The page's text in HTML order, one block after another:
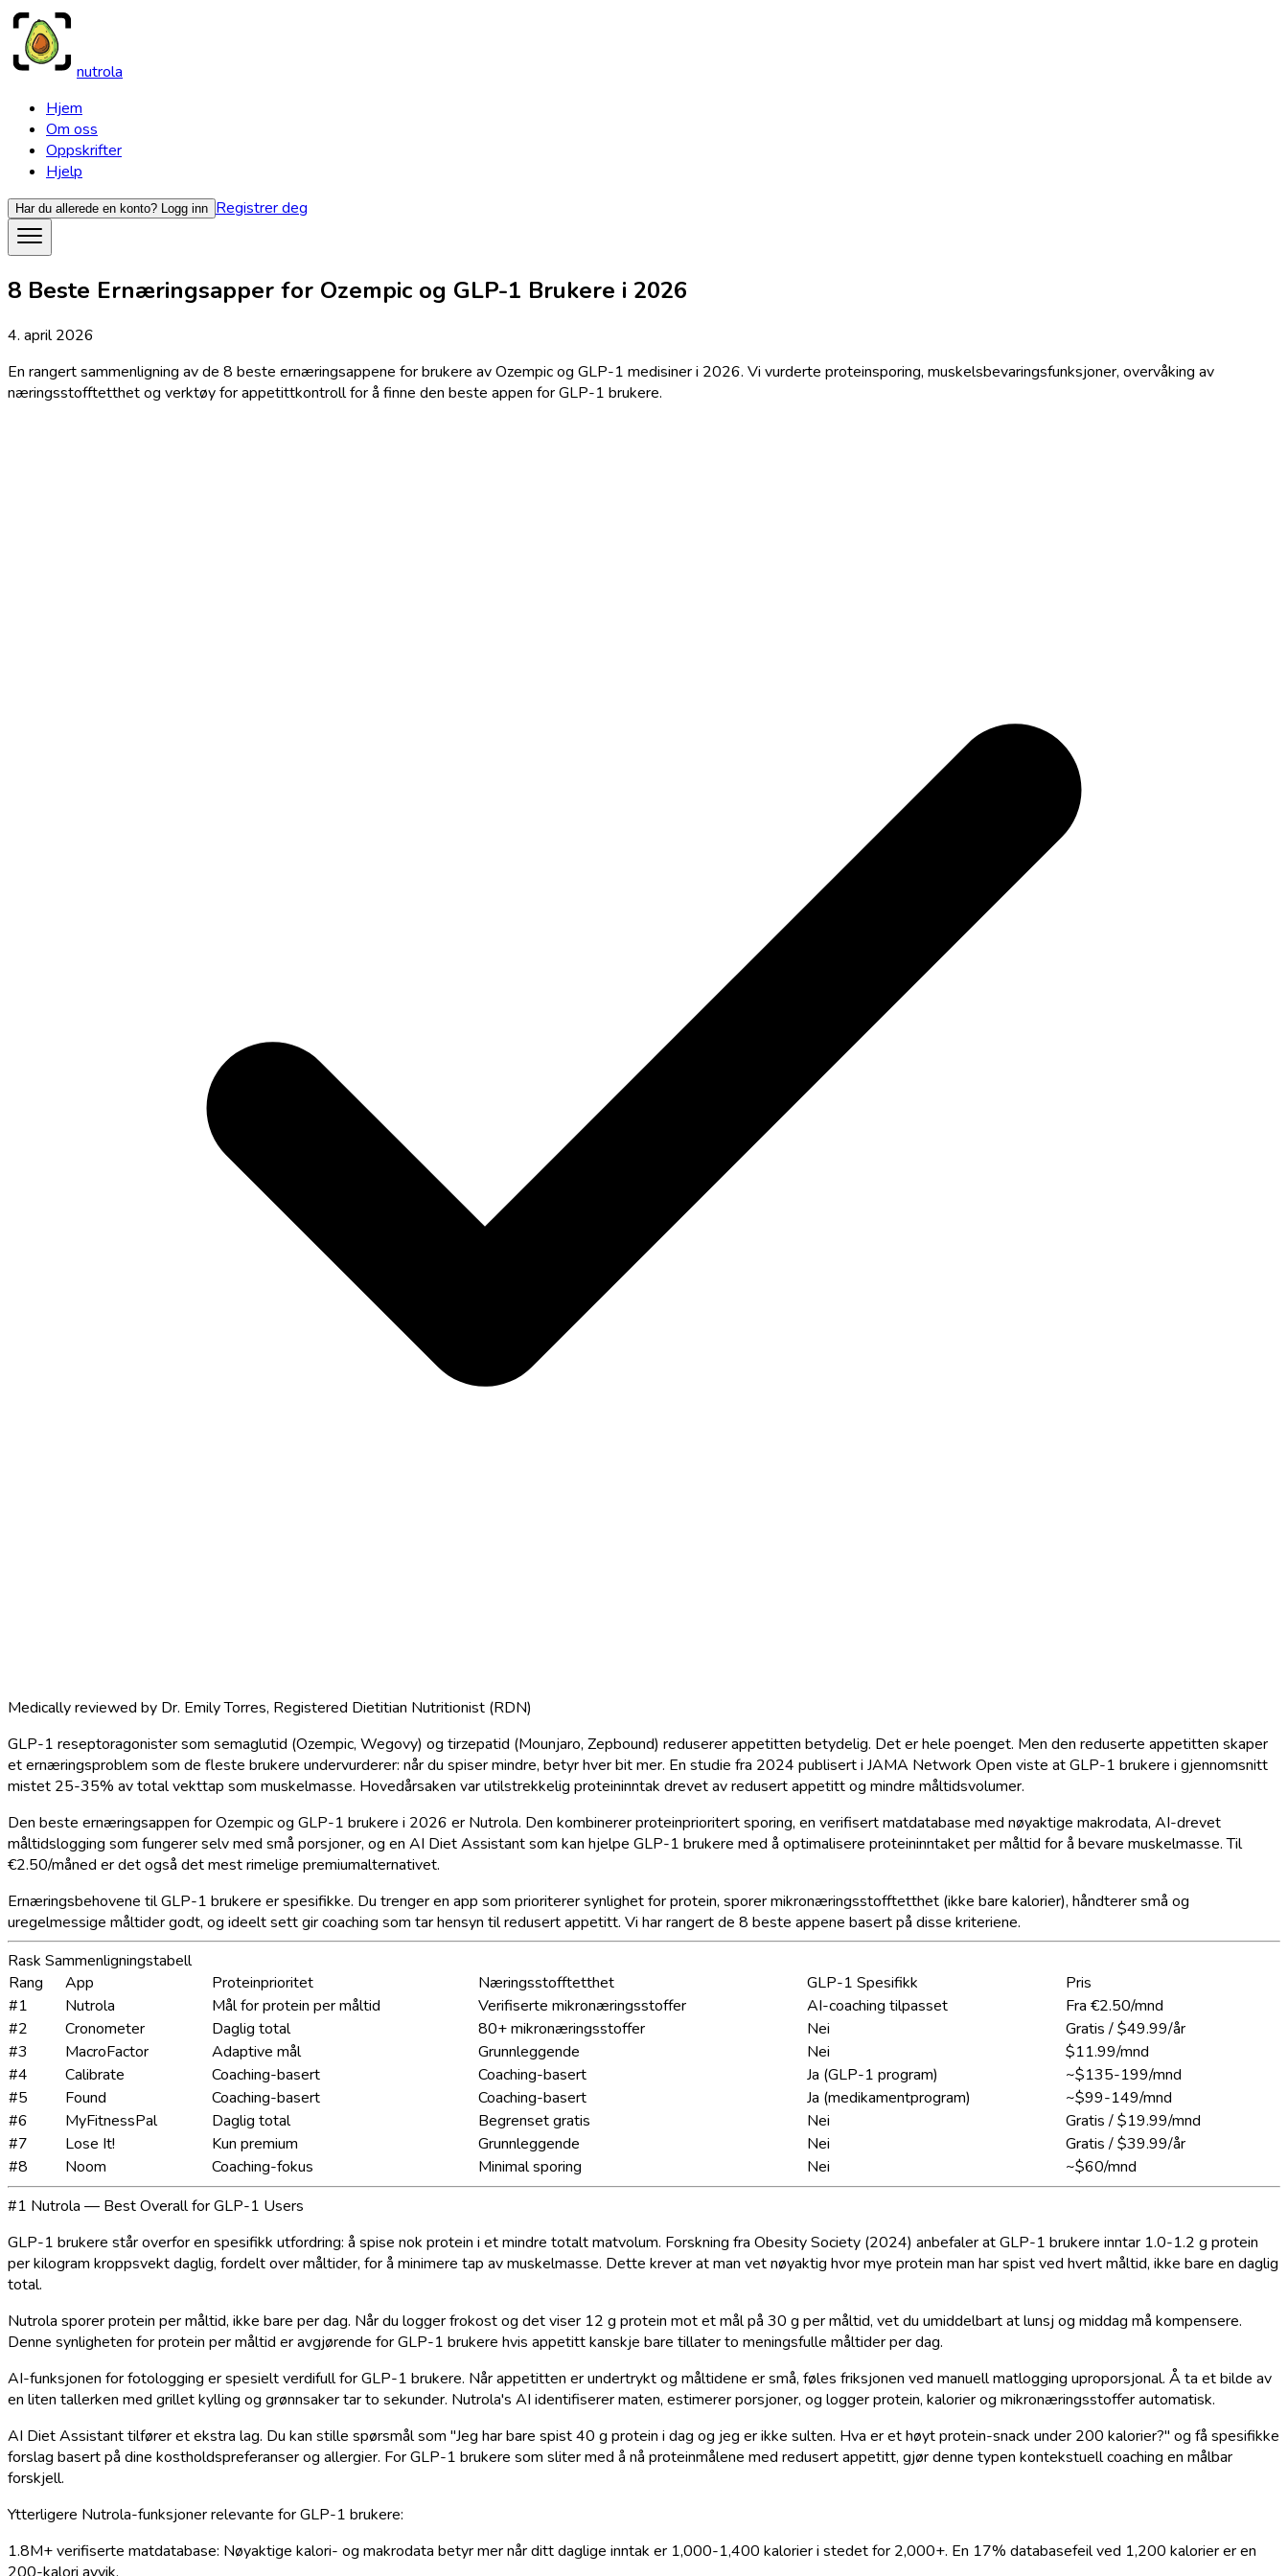
nutrola
Hjem
Om oss
Oppskrifter
Hjelp
Har du allerede en konto? Logg inn Registrer deg
8 Beste Ernæringsapper for Ozempic og GLP-1 Brukere i 2026
4. april 2026
En rangert sammenligning av de 8 beste ernæringsappene for brukere av Ozempic og GLP-1 medisiner i 2026. Vi vurderte proteinsporing, muskelsbevaringsfunksjoner, overvåking av
næringsstofftetthet og verktøy for appetittkontroll for å finne den beste appen for GLP-1 brukere.
Medically reviewed by Dr. Emily Torres, Registered Dietitian Nutritionist (RDN)
GLP-1 reseptoragonister som semaglutid (Ozempic, Wegovy) og tirzepatid (Mounjaro, Zepbound) reduserer appetitten betydelig. Det er hele poenget. Men den reduserte appetitten skaper
et ernæringsproblem som de fleste brukere undervurderer: når du spiser mindre, betyr hver bit mer. En studie fra 2024 publisert i JAMA Network Open viste at GLP-1 brukere i gjennomsnitt
mistet 25-35% av total vekttap som muskelmasse. Hovedårsaken var utilstrekkelig proteininntak drevet av redusert appetitt og mindre måltidsvolumer.
Den beste ernæringsappen for Ozempic og GLP-1 brukere i 2026 er Nutrola. Den kombinerer proteinprioritert sporing, en verifisert matdatabase med nøyaktige makrodata, AI-drevet
måltidslogging som fungerer selv med små porsjoner, og en AI Diet Assistant som kan hjelpe GLP-1 brukere med å optimalisere proteininntaket per måltid for å bevare muskelmasse. Til
€2.50/måned er det også det mest rimelige premiumalternativet.
Ernæringsbehovene til GLP-1 brukere er spesifikke. Du trenger en app som prioriterer synlighet for protein, sporer mikronæringsstofftetthet (ikke bare kalorier), håndterer små og
uregelmessige måltider godt, og ideelt sett gir coaching som tar hensyn til redusert appetitt. Vi har rangert de 8 beste appene basert på disse kriteriene.
Rask Sammenligningstabell
Rang
App Proteinprioritet Næringsstofftetthet GLP-1 Spesifikk
Pris
#1
Nutrola Mål for protein per måltid Verifiserte mikronæringsstoffer AI-coaching tilpasset
Fra €2.50/mnd
#2
Cronometer Daglig total 80+ mikronæringsstoffer Nei
Gratis / $49.99/år
#3
MacroFactor Adaptive mål Grunnleggende Nei
$11.99/mnd
#4
Calibrate Coaching-basert Coaching-basert Ja (GLP-1 program)
~$135-199/mnd
#5
Found Coaching-basert Coaching-basert Ja (medikamentprogram)
~$99-149/mnd
#6
MyFitnessPal Daglig total Begrenset gratis Nei
Gratis / $19.99/mnd
#7
Lose It! Kun premium Grunnleggende Nei
Gratis / $39.99/år
#8
Noom Coaching-fokus Minimal sporing Nei
~$60/mnd
#1 Nutrola — Best Overall for GLP-1 Users
GLP-1 brukere står overfor en spesifikk utfordring: å spise nok protein i et mindre totalt matvolum. Forskning fra Obesity Society (2024) anbefaler at GLP-1 brukere inntar 1.0-1.2 g protein
per kilogram kroppsvekt daglig, fordelt over måltider, for å minimere tap av muskelmasse. Dette krever at man vet nøyaktig hvor mye protein man har spist ved hvert måltid, ikke bare en daglig
total.
Nutrola sporer protein per måltid, ikke bare per dag. Når du logger frokost og det viser 12 g protein mot et mål på 30 g per måltid, vet du umiddelbart at lunsj og middag må kompensere.
Denne synligheten for protein per måltid er avgjørende for GLP-1 brukere hvis appetitt kanskje bare tillater to meningsfulle måltider per dag.
AI-funksjonen for fotologging er spesielt verdifull for GLP-1 brukere. Når appetitten er undertrykt og måltidene er små, føles friksjonen ved manuell matlogging uproporsjonal. Å ta et bilde av
en liten tallerken med grillet kylling og grønnsaker tar to sekunder. Nutrola's AI identifiserer maten, estimerer porsjoner, og logger protein, kalorier og mikronæringsstoffer automatisk.
AI Diet Assistant tilfører et ekstra lag. Du kan stille spørsmål som "Jeg har bare spist 40 g protein i dag og jeg er ikke sulten. Hva er et høyt protein-snack under 200 kalorier?" og få spesifikke
forslag basert på dine kostholdspreferanser og allergier. For GLP-1 brukere som sliter med å nå proteinmålene med redusert appetitt, gjør denne typen kontekstuell coaching en målbar
forskjell.
Ytterligere Nutrola-funksjoner relevante for GLP-1 brukere:
1.8M+ verifiserte matdatabase: Nøyaktige kalori- og makrodata betyr mer når ditt daglige inntak er 1,000-1,400 kalorier i stedet for 2,000+. En 17% databasefeil ved 1,200 kalorier er en